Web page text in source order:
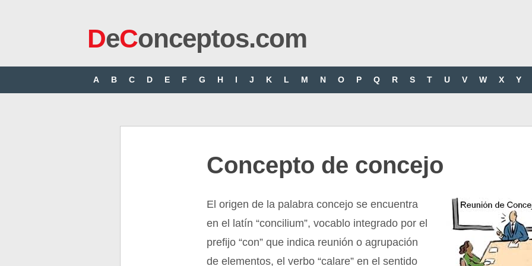
DeConceptos.com
A B C D E F G H I J K L M N O P Q R S T U V W X Y
Concepto de concejo
El origen de la palabra concejo se encuentra
en el latín “concilium”, vocablo integrado por el
prefijo “con” que indica reunión o agrupación
de elementos, el verbo “calare” en el sentido